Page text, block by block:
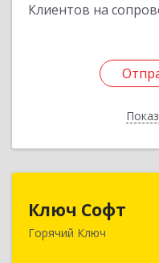
Клиентов на
Ключ Софт
Горячий Ключ
353287,